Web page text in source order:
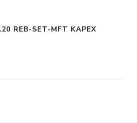
REB-SET-MFT KAPEX